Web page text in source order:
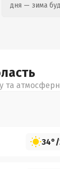
дня — зима
та
34°/